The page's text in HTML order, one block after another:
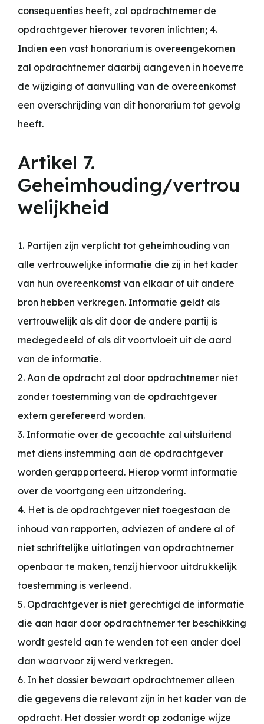
consequenties heeft, zal opdrachtnemer de
opdrachtgever hierover tevoren inlichten; 4.
Indien een vast honorarium is overeengekomen
zal opdrachtnemer daarbij aangeven in hoeverre
de wijziging of aanvulling van de overeenkomst
een overschrijding van dit honorarium tot gevolg
heeft.
Artikel 7.
Geheimhouding/vertrou
welijkheid
1. Partijen zijn verplicht tot geheimhouding van
alle vertrouwelijke informatie die zij in het kader
van hun overeenkomst van elkaar of uit andere
bron hebben verkregen. Informatie geldt als
vertrouwelijk als dit door de andere partij is
medegedeeld of als dit voortvloeit uit de aard
van de informatie.
2. Aan de opdracht zal door opdrachtnemer niet
zonder toestemming van de opdrachtgever
extern gerefereerd worden.
3. Informatie over de gecoachte zal uitsluitend
met diens instemming aan de opdrachtgever
worden gerapporteerd. Hierop vormt informatie
over de voortgang een uitzondering.
4. Het is de opdrachtgever niet toegestaan de
inhoud van rapporten, adviezen of andere al of
niet schriftelijke uitlatingen van opdrachtnemer
openbaar te maken, tenzij hiervoor uitdrukkelijk
toestemming is verleend.
5. Opdrachtgever is niet gerechtigd de informatie
die aan haar door opdrachtnemer ter beschikking
wordt gesteld aan te wenden tot een ander doel
dan waarvoor zij werd verkregen.
6. In het dossier bewaart opdrachtnemer alleen
die gegevens die relevant zijn in het kader van de
opdracht. Het dossier wordt op zodanige wijze